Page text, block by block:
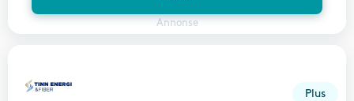
Annonse
Plus